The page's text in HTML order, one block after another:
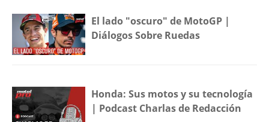
El lado "oscuro" de MotoGP |
Diálogos Sobre Ruedas
Honda: Sus motos y su tecnología
| Podcast Charlas de Redacción